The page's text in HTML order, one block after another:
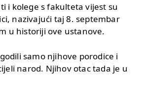
i kolege s fakulteta vijest su
nazivajući taj 8. septembar
u historiji ove ustanove.
samo njihove porodice i
narod. Njihov otac tada je u